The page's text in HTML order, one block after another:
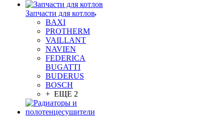
Запчасти для котлов
BAXI
PROTHERM
VAILLANT
NAVIEN
FEDERICA
BUGATTI
BUDERUS
BOSCH
+ ЕЩЕ 2